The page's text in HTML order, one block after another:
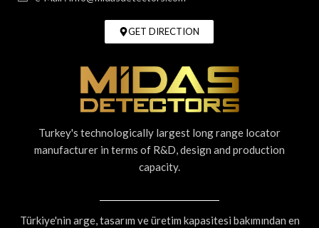
GET DIRECTION
Turkey's technologically largest long range locator
manufacturer in terms of R&D, design and production
capacity.
Türkiye'nin arge, tasarım ve üretim kapasitesi bakımından en